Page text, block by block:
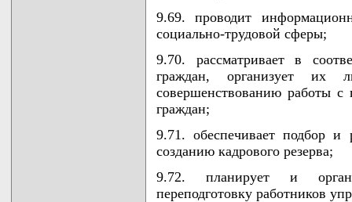
9.69. проводит
социально-трудовой сферы;
9.70. рассматривает в
граждан, организует
совершенствованию работы
граждан;
9.71. обеспечивает подбор и
созданию кадрового резерва;
9.72. планирует и
переподготовку работников